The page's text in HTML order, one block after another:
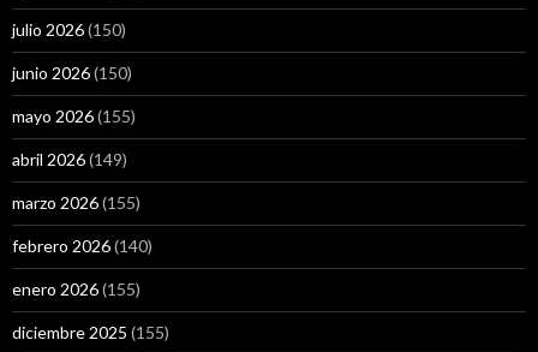
julio 2026(150)
junio 2026(150)
mayo 2026(155)
abril 2026(149)
marzo 2026(155)
febrero 2026(140)
enero 2026(155)
diciembre 2025 (155)